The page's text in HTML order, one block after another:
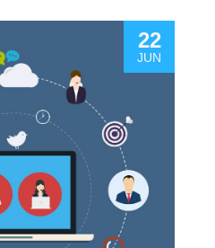
22
JUN